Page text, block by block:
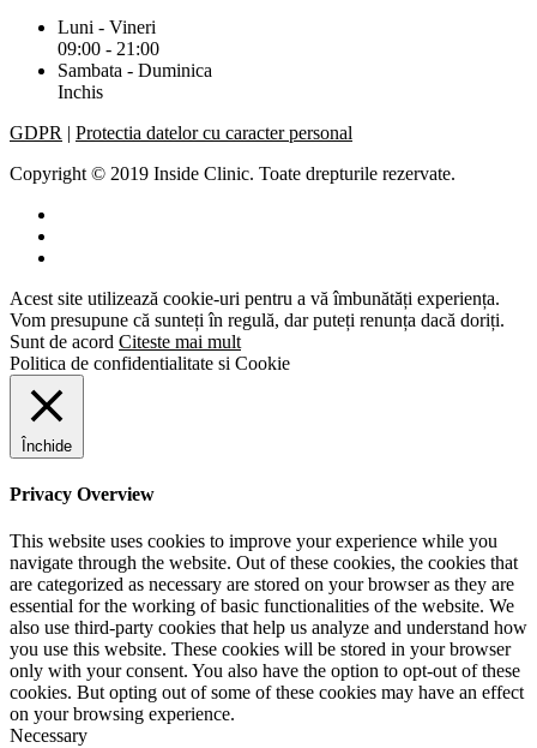
Luni - Vineri
09:00 - 21:00
Sambata - Duminica
Inchis
GDPR | Protectia datelor cu caracter personal
Copyright © 2019 Inside Clinic. Toate drepturile rezervate.
Acest site utilizează cookie-uri pentru a vă îmbunătăți experiența.
Vom presupune că sunteți în regulă, dar puteți renunța dacă doriți.
Sunt de acord Citeste mai mult
Politica de confidentialitate si Cookie
Închide
Privacy Overview
This website uses cookies to improve your experience while you
navigate through the website. Out of these cookies, the cookies that
are categorized as necessary are stored on your browser as they are
essential for the working of basic functionalities of the website. We
also use third-party cookies that help us analyze and understand how
you use this website. These cookies will be stored in your browser
only with your consent. You also have the option to opt-out of these
cookies. But opting out of some of these cookies may have an effect
on your browsing experience.
Necessary